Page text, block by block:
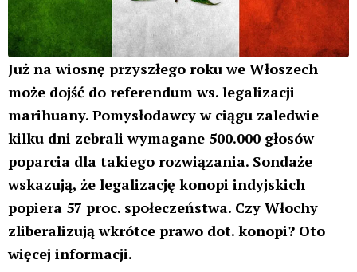
Już na wiosnę przyszłego roku we Włoszech
może dojść do referendum ws. legalizacji
marihuany. Pomysłodawcy w ciągu zaledwie
kilku dni zebrali wymagane 500.000 głosów
poparcia dla takiego rozwiązania. Sondaże
wskazują, że legalizację konopi indyjskich
popiera 57 proc. społeczeństwa. Czy Włochy
zliberalizują wkrótce prawo dot. konopi? Oto
więcej informacji.